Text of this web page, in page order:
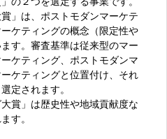
」は、ポストモダンマーケテ
ケティングの概念（限定性や
す。審査基準は従来型のマー
ケティング、ポストモダンマ
ケティングと位置付け、それ
定されます。
賞」は歴史性や地域貢献度な
す。